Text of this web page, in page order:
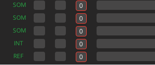
SOM
SOM
SOM
INT
REF